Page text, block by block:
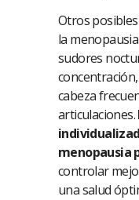
Otros
la
sudores
cabeza
articulaciones.
menopausia
controlar
una salud